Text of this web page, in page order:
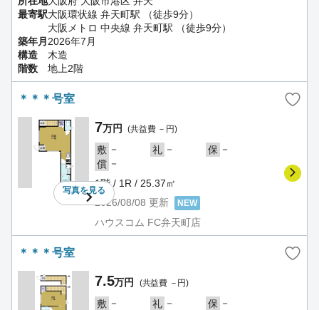
最寄駅大阪環状線 弁天町駅 （徒歩9分）
大阪メトロ 中央線 弁天町駅 （徒歩9分）
築年月 2026年7月
構造
木造
階数
地上2階
＊＊＊号室
写真を見る
7万円 (共益費 －円)
敷 － 礼 － 保 －
償 －
1階 / 1R / 25.37㎡
2026/08/08 更新 NEW
ハウスコム FC弁天町店
＊＊＊号室
7.5万円 (共益費 －円)
敷 － 礼 － 保 －